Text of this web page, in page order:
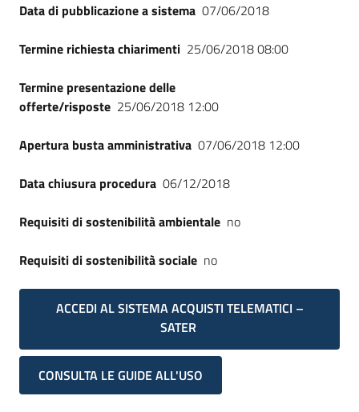
Data di pubblicazione a sistema 07/06/2018
Termine richiesta chiarimenti 25/06/2018 08:00
Termine presentazione delle
offerte/risposte 25/06/2018 12:00
Apertura busta amministrativa 07/06/2018 12:00
Data chiusura procedura 06/12/2018
Requisiti di sostenibilità ambientale no
Requisiti di sostenibilità sociale no
ACCEDI AL SISTEMA ACQUISTI TELEMATICI –
SATER
CONSULTA LE GUIDE ALL'USO